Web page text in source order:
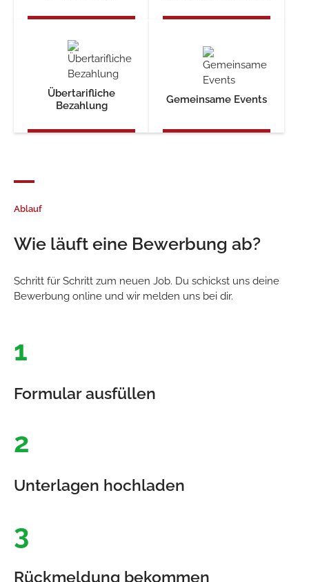
Übertarifliche
Bezahlung
Gemeinsame Events
Ablauf
Wie läuft eine Bewerbung ab?
Schritt für Schritt zum neuen Job. Du schickst uns deine
Bewerbung online und wir melden uns bei dir.
1
Formular ausfüllen
2
Unterlagen hochladen
3
Rückmeldung bekommen